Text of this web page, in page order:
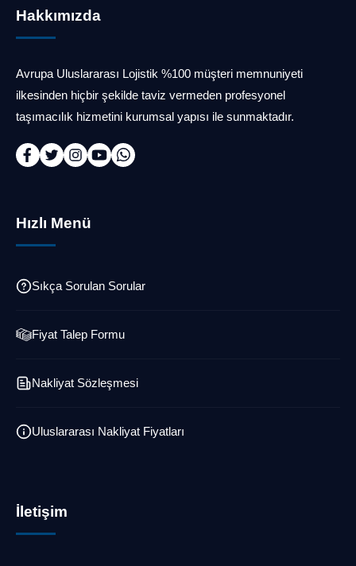
Hakkımızda
Avrupa Uluslararası Lojistik %100 müşteri memnuniyeti
ilkesinden hiçbir şekilde taviz vermeden profesyonel
taşımacılık hizmetini kurumsal yapısı ile sunmaktadır.
Hızlı Menü
Sıkça Sorulan Sorular
Fiyat Talep Formu
Nakliyat Sözleşmesi
Uluslararası Nakliyat Fiyatları
İletişim